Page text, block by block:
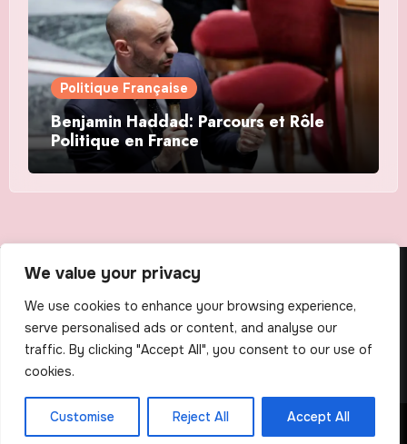
We value your privacy
We use cookies to enhance your browsing experience,
serve personalised ads or content, and analyse our
traffic. By clicking "Accept All", you consent to our use of
cookies.
Customise Reject All Accept All
Politique Française
Benjamin Haddad: Parcours et Rôle
Politique en France
The Scribens
Copyright © All rights reserved Themeansar